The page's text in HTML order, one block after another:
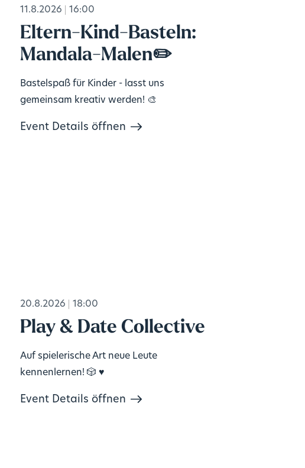
11.8.2026 16:00
Eltern-Kind-Basteln:
Mandala-Malen✏️
Bastelspaß für Kinder - lasst uns
gemeinsam kreativ werden! 🎨
Event Details öffnen
20.8.2026 18:00
Play & Date Collective
Auf spielerische Art neue Leute
kennenlernen! 🎲 ♥️
Event Details öffnen